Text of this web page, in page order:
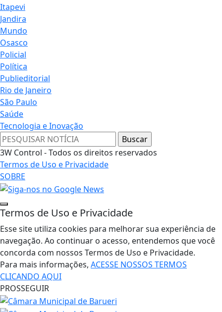
Itapevi
Jandira
Mundo
Osasco
Policial
Política
Publieditorial
Rio de Janeiro
São Paulo
Saúde
Tecnologia e Inovação
3W Control - Todos os direitos reservados
Termos de Uso e Privacidade
SOBRE
Termos de Uso e Privacidade
Esse site utiliza cookies para melhorar sua experiência de
navegação. Ao continuar o acesso, entendemos que você
concorda com nossos Termos de Uso e Privacidade.
Para mais informações, ACESSE NOSSOS TERMOS
CLICANDO AQUI
PROSSEGUIR